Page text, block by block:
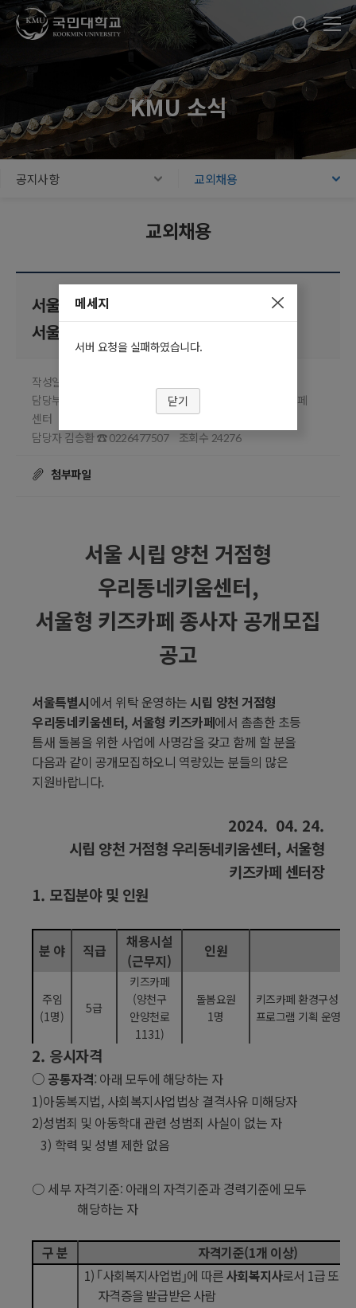
주메뉴 바로가기
본문내용 바로가기
푸터 바로가기
국민대학교
KMU 소식
공지사항 교외채용
교외채용
서울 시립 양천 거점형 우리동네키움센터,
서울형 키즈카페 종사자 공개모집
작성일 2024.04.26
담당부서 시립 양천 거점형 우리동네키움센터 서울형 키즈카페
센터
담당자 김승환☎ 0226477507 조회수 24276
첨부파일
서울 시립 양천 거점형
우리동네키움센터,
서울형 키즈카페종사자 공개모집
공고
서울특별시에서 위탁 운영하는 시립 양천 거점형
우리동네키움센터, 서울형 키즈카페에서 촘촘한 초등
틈새 돌봄을 위한 사업에 사명감을 갖고 함께 할 분을
다음과 같이 공개모집하오니 역량있는 분들의 많은
지원바랍니다.
2024. 04. 24.
시립 양천 거점형 우리동네키움센터, 서울형
키즈카페 센터장
1. 모집분야 및 인원
분 야 직급
채용시설
(근무지)
인원
주임
(1명)
5급
키즈카페
(양천구
안양천로
1131)
돌봄요원
1명
키즈카페 환경구성
프로그램 기획 운영
2. 응시자격
○ 공통자격: 아래 모두에 해당하는 자
1)아동복지법, 사회복지사업법상 결격사유 미해당자
2)성범죄 및 아동학대 관련 성범죄 사실이 없는 자
3) 학력 및 성별 제한 없음
○ 세부 자격기준: 아래의 자격기준과 경력기준에 모두
해당하는 자
구 분 자격기준(1개 이상)
1) ｢사회복지사업법 ｣에 따른사회복지사로서 1급 또는
자격증을 발급받은 사람
메세지
서버 요청을 실패하였습니다.
닫기